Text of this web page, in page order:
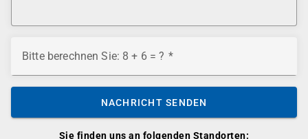
Sie finden uns an folgenden Standorten:
Bitte berechnen Sie: 8 + 6 = ?
NACHRICHT SENDEN